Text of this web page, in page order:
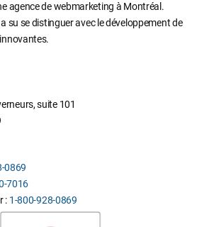
agence de webmarketing à Montréal.
su se distinguer avec le développement de
suite 101
0869
7016
: 1-800-928-0869